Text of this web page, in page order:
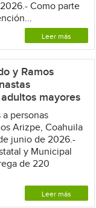
Como parte
Leer más
y Ramos
mayores
personas
Arizpe, Coahuila
junio de 2026.-
y Municipal
de 220
Leer más